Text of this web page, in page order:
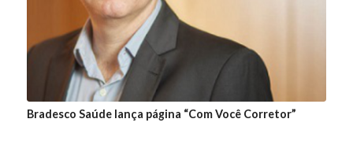
Bradesco Saúde lança página “Com Você Corretor”